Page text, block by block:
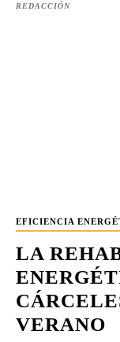
REDACCIÓN
EFICIENCIA
LA
VERANO